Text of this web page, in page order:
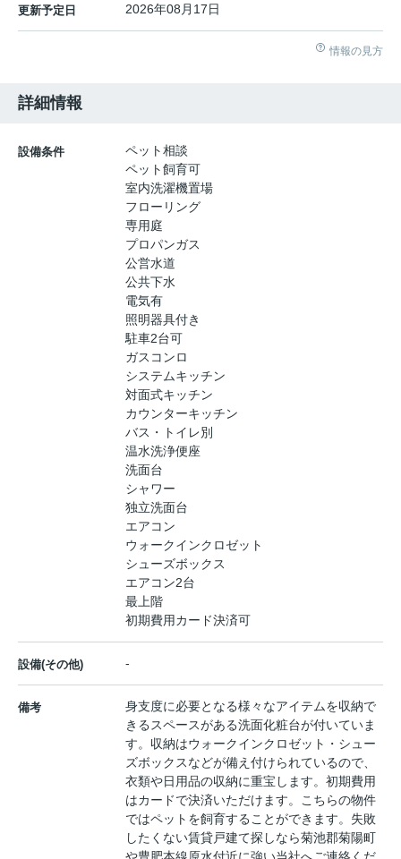
更新予定日 2026年08月17日
情報の見方
詳細情報
設備条件
ペット相談
ペット飼育可
室内洗濯機置場
フローリング
専用庭
プロパンガス
公営水道
公共下水
電気有
照明器具付き
駐車2台可
ガスコンロ
システムキッチン
対面式キッチン
カウンターキッチン
バス・トイレ別
温水洗浄便座
洗面台
シャワー
独立洗面台
エアコン
ウォークインクロゼット
シューズボックス
エアコン2台
最上階
初期費用カード決済可
設備(その他) -
備考
身支度に必要となる様々なアイテムを収納で
きるスペースがある洗面化粧台が付いていま
す。収納はウォークインクロゼット・シュー
ズボックスなどが備え付けられているので、
衣類や日用品の収納に重宝します。初期費用
はカードで決済いただけます。こちらの物件
ではペットを飼育することができます。失敗
したくない賃貸戸建て探しなら菊池郡菊陽町